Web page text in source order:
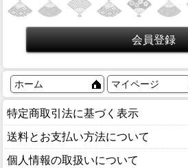
ホーム マイページ
特定商取引法に基づく表示
送料とお支払い方法について
個人情報の取扱いについて